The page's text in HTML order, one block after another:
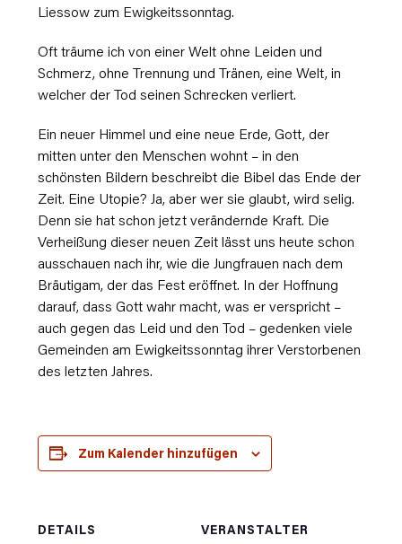
Liessow zum Ewigkeitssonntag.
Oft träume ich von einer Welt ohne Leiden und
Schmerz, ohne Trennung und Tränen, eine Welt, in
welcher der Tod seinen Schrecken verliert.
Ein neuer Himmel und eine neue Erde, Gott, der
mitten unter den Menschen wohnt – in den
schönsten Bildern beschreibt die Bibel das Ende der
Zeit. Eine Utopie? Ja, aber wer sie glaubt, wird selig.
Denn sie hat schon jetzt verändernde Kraft. Die
Verheißung dieser neuen Zeit lässt uns heute schon
ausschauen nach ihr, wie die Jungfrauen nach dem
Bräutigam, der das Fest eröffnet. In der Hoffnung
darauf, dass Gott wahr macht, was er verspricht –
auch gegen das Leid und den Tod – gedenken viele
Gemeinden am Ewigkeitssonntag ihrer Verstorbenen
des letzten Jahres.
Zum Kalender hinzufügen
DETAILS
VERANSTALTER